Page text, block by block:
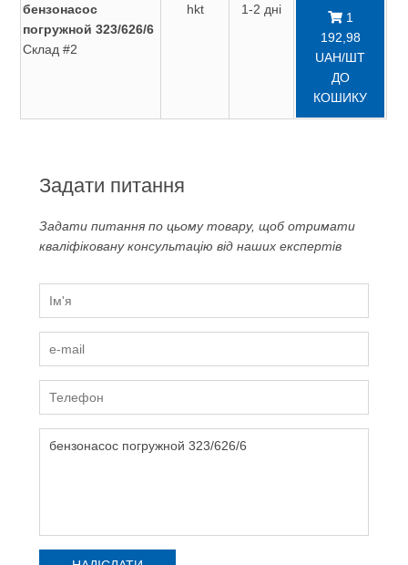
бензонасос
погружной 323/626/6
Склад #2
hkt 1-2 дні
1
192,98
UAH/ШТ
ДО
КОШИКУ
Задати питання
Задати питання по цьому товару, щоб отримати
кваліфіковану консультацію від наших експертів